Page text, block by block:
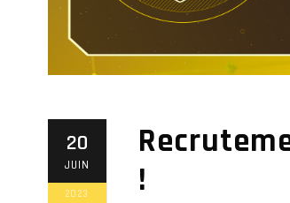
20
JUIN
2023
!